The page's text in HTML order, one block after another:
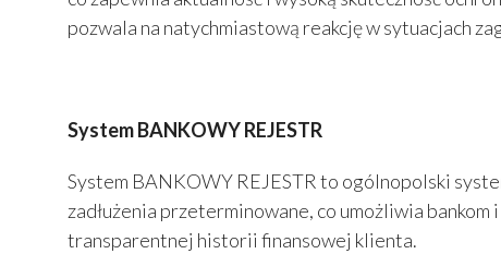
pozwala na natychmiastową reakcję w sytuacjach
System BANKOWY REJESTR
System BANKOWY REJESTR to ogólnopolski
zadłużenia przeterminowane, co umożliwia
transparentnej historii finansowej klienta.